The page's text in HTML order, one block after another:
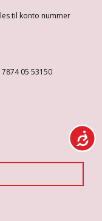
til konto nummer
7874 05 53150